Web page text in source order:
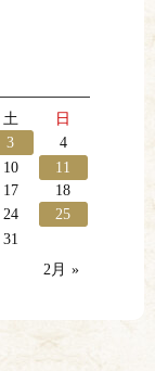
土
日
3
4
10
11
17
18
24
25
31
2月 »